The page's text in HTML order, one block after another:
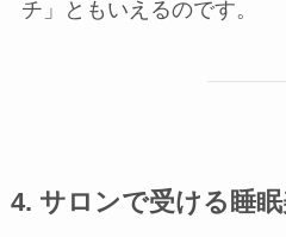
チ」ともいえるのです。
4. サロンで受ける睡